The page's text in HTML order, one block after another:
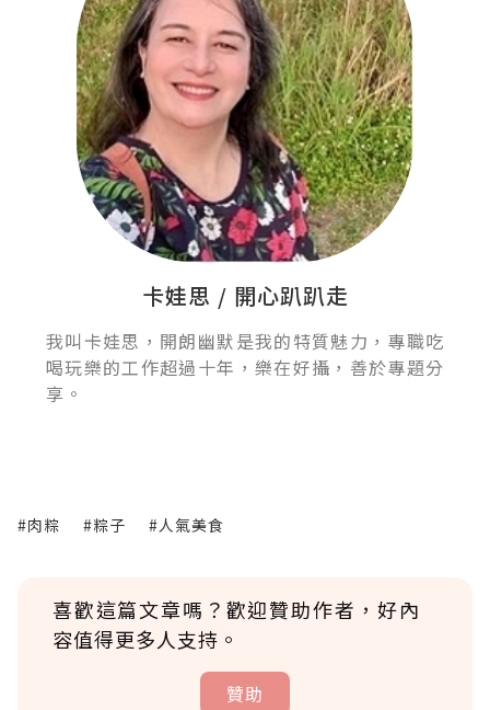
卡娃思 / 開心趴趴走
我叫卡娃思，開朗幽默是我的特質魅力，專職吃
喝玩樂的工作超過十年，樂在好攝，善於專題分
享。
#肉粽 #粽子 #人氣美食
喜歡這篇文章嗎？歡迎贊助作者，好內
容值得更多人支持。
贊助